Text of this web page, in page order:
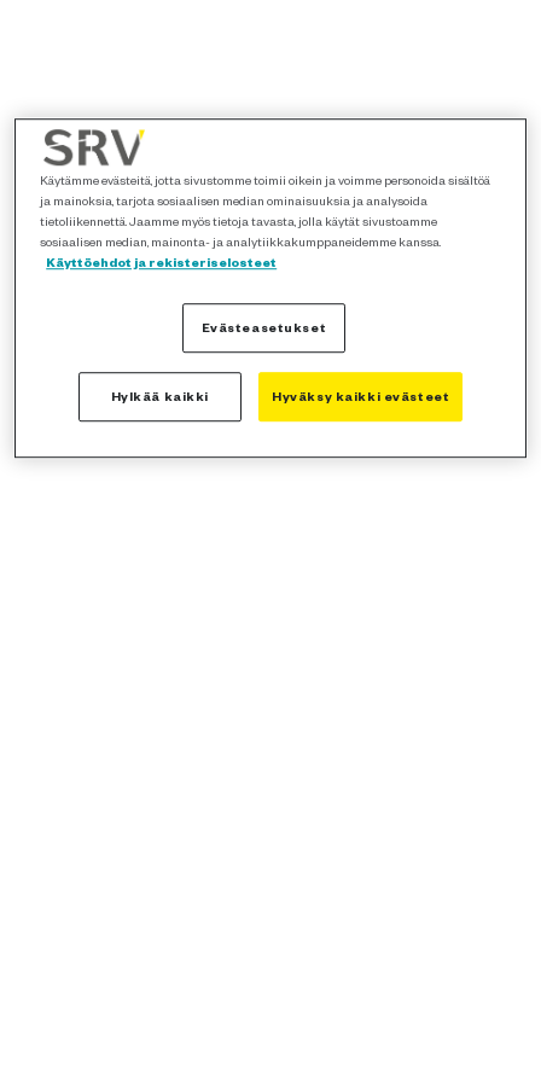
Käytämme evästeitä, jotta sivustomme toimii oikein ja voimme personoida sisältöä
ja mainoksia, tarjota sosiaalisen median ominaisuuksia ja analysoida
tietoliikennettä. Jaamme myös tietoja tavasta, jolla käytät sivustoamme
sosiaalisen median, mainonta- ja analytiikkakumppaneidemme kanssa.
Käyttöehdot ja rekisteriselosteet
Evästeasetukset
Hylkää kaikki Hyväksy kaikki evästeet